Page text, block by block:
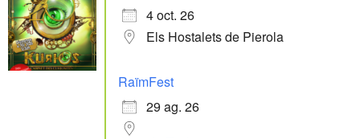
4 oct. 26
Els Hostalets de Pierola
RaïmFest
29 ag. 26